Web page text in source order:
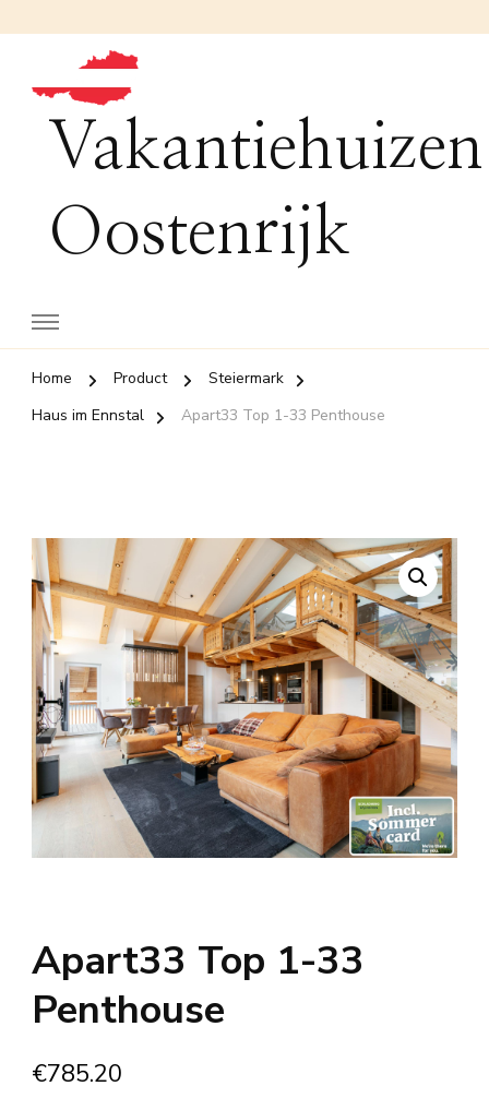
Vakantiehuizen
Oostenrijk
Home Product
Steiermark
Haus im Ennstal
Apart33 Top 1-33 Penthouse
Apart33 Top 1-33
Penthouse
€785.20